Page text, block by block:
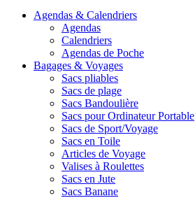
Agendas & Calendriers
Agendas
Calendriers
Agendas de Poche
Bagages & Voyages
Sacs pliables
Sacs de plage
Sacs Bandoulière
Sacs pour Ordinateur Portable
Sacs de Sport/Voyage
Sacs en Toile
Articles de Voyage
Valises à Roulettes
Sacs en Jute
Sacs Banane